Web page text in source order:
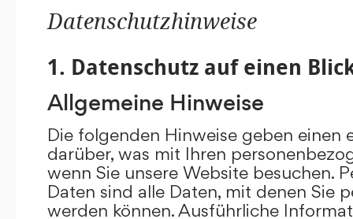
Datenschutzhinweise
1. Datenschutz auf einen
Allgemeine Hinweise
Die folgenden Hinweise geben einen
darüber, was mit Ihren
wenn Sie unsere Website besuchen.
Daten sind alle Daten, mit denen Sie
werden können. Ausführliche